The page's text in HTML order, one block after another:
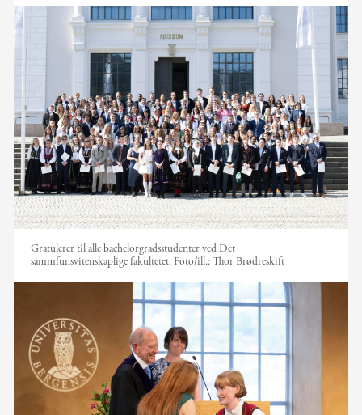
Gratulerer til alle bachelorgradsstudenter ved Det
sammfunsvitenskaplige fakultetet. Foto/ill.:Thor Brødreskift